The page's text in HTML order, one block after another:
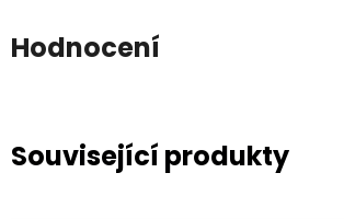
Hodnocení
Související produkty